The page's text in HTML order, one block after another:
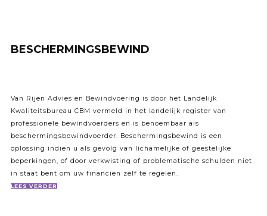
BESCHERMINGSBEWIND
Van Rijen Advies en Bewindvoering is door het Landelijk
Kwaliteitsbureau CBM vermeld in het landelijk register van
professionele bewindvoerders en is benoembaar als
beschermingsbewindvoerder. Beschermingsbewind is een
oplossing indien u als gevolg van lichamelijke of geestelijke
beperkingen, of door verkwisting of problematische schulden niet
in staat bent om uw financiën zelf te regelen.
LEES VERDER